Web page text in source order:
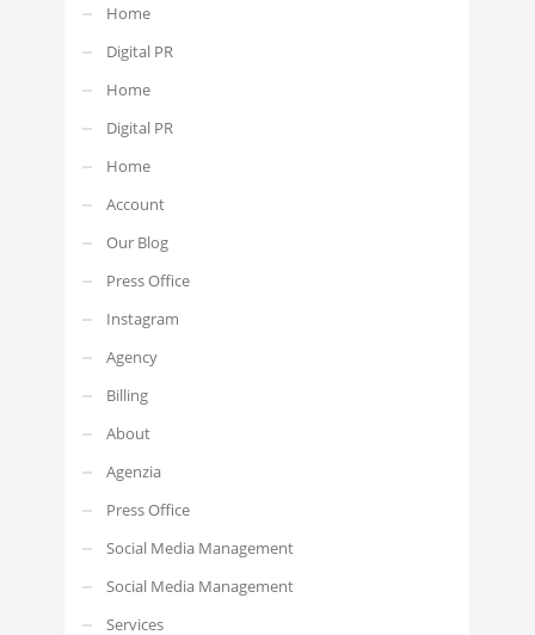
Home
Digital PR
Home
Digital PR
Home
Account
Our Blog
Press Office
Instagram
Agency
Billing
About
Agenzia
Press Office
Social Media Management
Social Media Management
Services